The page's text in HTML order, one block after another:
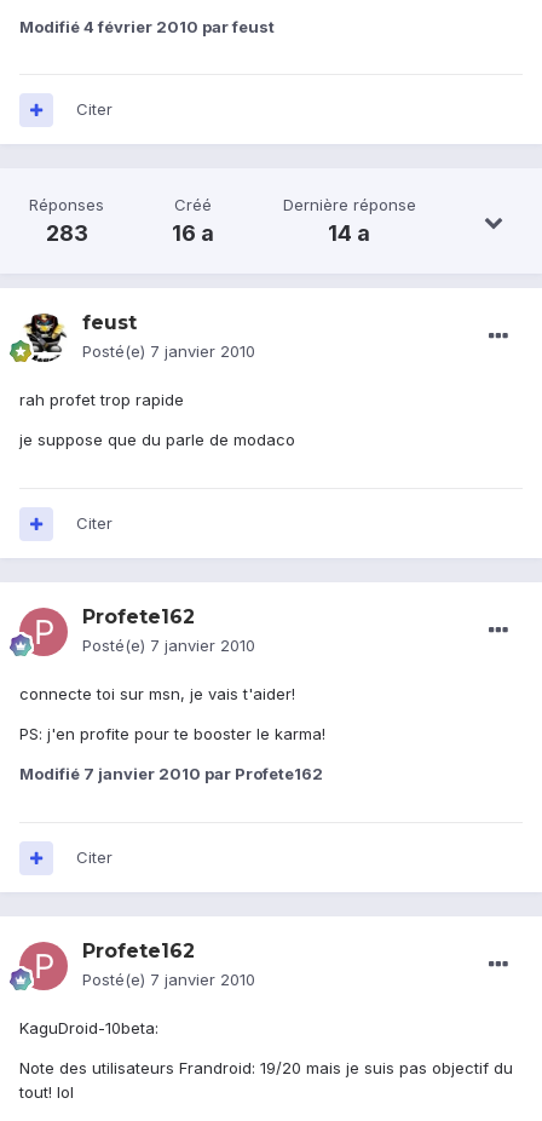
Modifié4 février 2010 par feust
Citer
Réponses
283
Créé
16 a
Dernière réponse
14 a
feust
Posté(e) 7 janvier 2010
rah profet trop rapide
je suppose que du parle de modaco
Citer
Profete162
Posté(e) 7 janvier 2010
connecte toi sur msn, je vais t'aider!
PS: j'en profite pour te booster le karma!
Modifié 7 janvier 2010 par Profete162
Citer
Profete162
Posté(e) 7 janvier 2010
KaguDroid-10beta:
Note des utilisateurs Frandroid: 19/20 mais je suis pas objectif du
tout! lol